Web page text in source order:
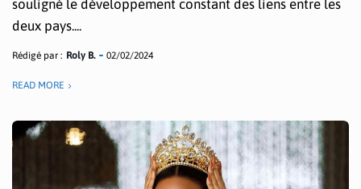
souligné le développement constant des liens entre les
deux pays....
Rédigé par : Roly B. 02/02/2024
READ MORE